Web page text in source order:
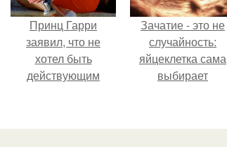
Принц Гарри
заявил, что не
хотел быть
действующим
потому что именно
Зачатие - это не
случайность:
яйцеклетка сама
выбирает